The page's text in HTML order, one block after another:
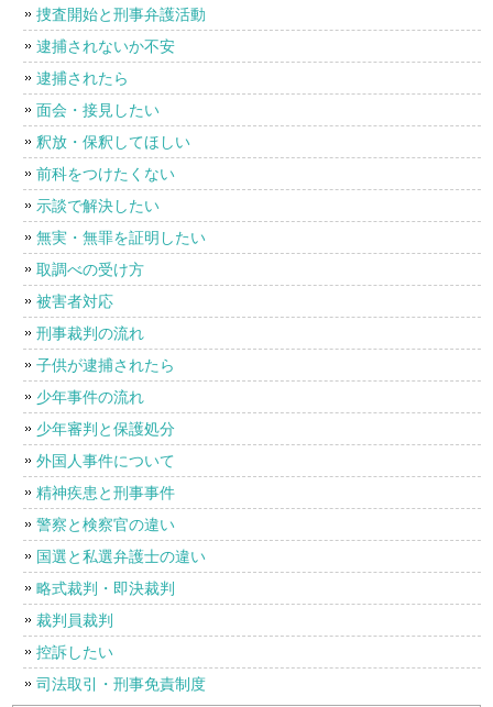
捜査開始と刑事弁護活動
逮捕されないか不安
逮捕されたら
面会・接見したい
釈放・保釈してほしい
前科をつけたくない
示談で解決したい
無実・無罪を証明したい
取調べの受け方
被害者対応
刑事裁判の流れ
子供が逮捕されたら
少年事件の流れ
少年審判と保護処分
外国人事件について
精神疾患と刑事事件
警察と検察官の違い
国選と私選弁護士の違い
略式裁判・即決裁判
裁判員裁判
控訴したい
司法取引・刑事免責制度